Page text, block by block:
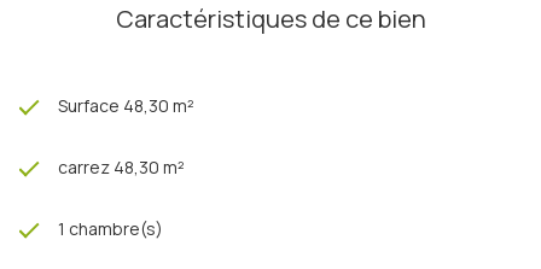
Caractéristiques de ce bien
Surface 48,30 m²
carrez 48,30 m²
1 chambre(s)